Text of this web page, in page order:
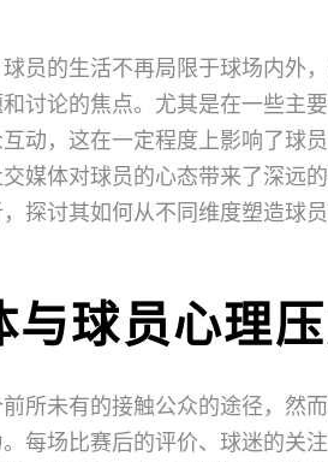
员的生活不再局限于球场内外
讨论的焦点。尤其是在一些主
动，这在一定程度上影响了球
媒体对球员的心态带来了深远
探讨其如何从不同维度塑造球
与球员心理
所未有的接触公众的途径，然
每场比赛后的评价、球迷的关